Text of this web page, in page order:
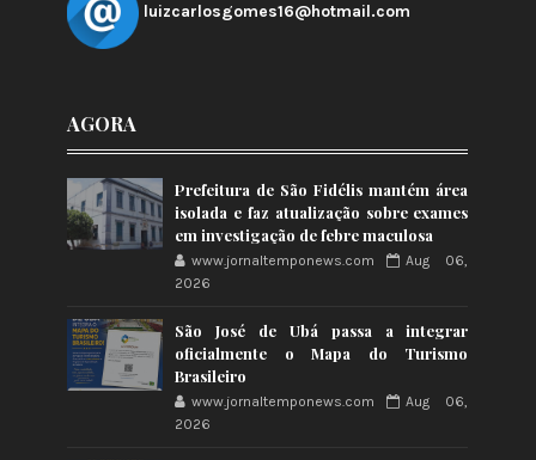
luizcarlosgomes16@hotmail.com
AGORA
Prefeitura de São Fidélis mantém área
isolada e faz atualização sobre exames
em investigação de febre maculosa
www.jornaltemponews.com
Aug 06,
2026
São José de Ubá passa a integrar
oficialmente o Mapa do Turismo
Brasileiro
www.jornaltemponews.com
Aug 06,
2026